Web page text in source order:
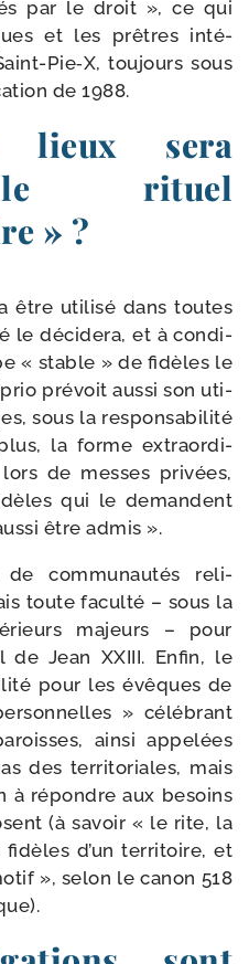
par le droit », ce qui
et les prêtres inté­
​Pie‑X, tou­jours sous
de 1988.
lieux sera
le rituel
» ?
être uti­li­sé dans toutes
le déci­de­ra, et à condi­
« stable » de fidèles le
pré­voit aus­si son uti­
sous la res­pon­sa­bi­li­té
la forme extra­or­di­
de messes pri­vées,
qui le demandent
être admis ».
com­mu­nau­tés reli­
toute facul­té – sous la
majeurs – pour
Jean XXIII. Enfin, le
pour les évêques de
» célé­brant
ain­si appe­lées
des ter­ri­to­riales, mais
à répondre aux besoins
(à savoir « le rite, la
d’un ter­ri­toire, et
», selon le canon 518